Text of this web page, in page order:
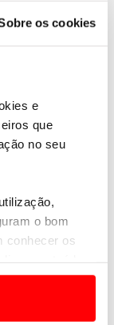
os cookies
e
que
no seu
o bom
conhecer os
e/ou serviços.
de